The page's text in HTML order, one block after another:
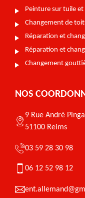
Peinture sur tuile
Changement de
Réparation et
Réparation et
Changement
NOS
9 Rue André
51100 Reims
03 59 28 30 98
06 12 52 98 12